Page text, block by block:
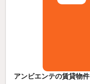
アンビエンテの賃貸物件